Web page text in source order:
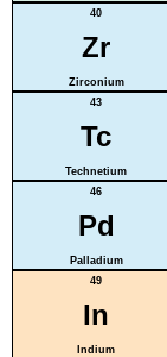
40
Zr
Zirconium
43
Tc
Technetium
46
Pd
Palladium
49
In
Indium